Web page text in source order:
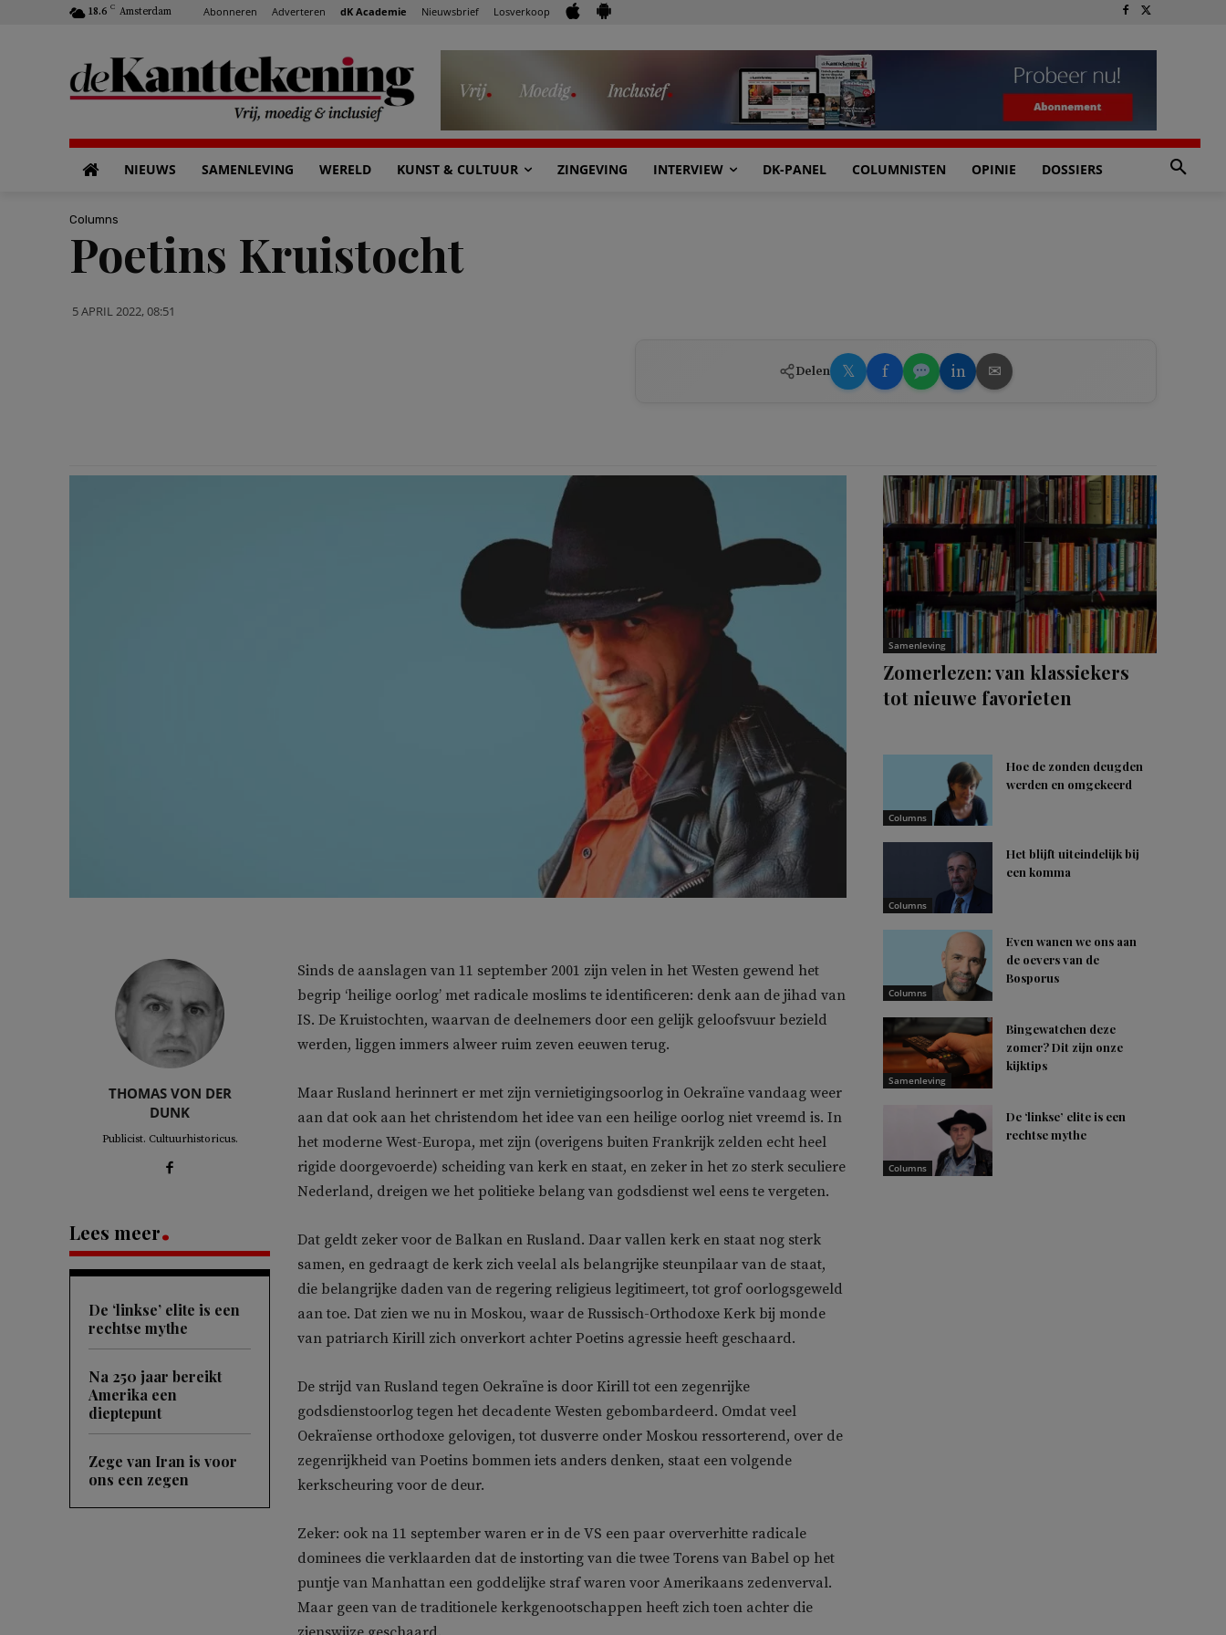
18.6 C Amsterdam Abonneren Adverteren dK Academie Nieuwsbrief Losverkoop
NIEUWS SAMENLEVING WERELD KUNST & CULTUUR ZINGEVING INTERVIEW DK-PANEL COLUMNISTEN OPINIE DOSSIERS
Columns
Poetins Kruistocht
5 APRIL 2022, 08:51
Delen 𝕏 f in ✉
THOMAS VON DER
DUNK
Publicist. Cultuurhistoricus.
Lees meer
De ‘linkse’ elite is een
rechtse mythe
Na 250 jaar bereikt
Amerika een
dieptepunt
Zege van Iran is voor
ons een zegen
Sinds de aanslagen van 11 september 2001 zijn velen in het Westen gewend het
begrip ‘heilige oorlog’ met radicale moslims te identificeren: denk aan de jihad van
IS. De Kruistochten, waarvan de deelnemers door een gelijk geloofsvuur bezield
werden, liggen immers alweer ruim zeven eeuwen terug.
Maar Rusland herinnert er met zijn vernietigingsoorlog in Oekraïne vandaag weer
aan dat ook aan het christendom het idee van een heilige oorlog niet vreemd is. In
het moderne West-Europa, met zijn (overigens buiten Frankrijk zelden echt heel
rigide doorgevoerde) scheiding van kerk en staat, en zeker in het zo sterk seculiere
Nederland, dreigen we het politieke belang van godsdienst wel eens te vergeten.
Dat geldt zeker voor de Balkan en Rusland. Daar vallen kerk en staat nog sterk
samen, en gedraagt de kerk zich veelal als belangrijke steunpilaar van de staat,
die belangrijke daden van de regering religieus legitimeert, tot grof oorlogsgeweld
aan toe. Dat zien we nu in Moskou, waar de Russisch-Orthodoxe Kerk bij monde
van patriarch Kirill zich onverkort achter Poetins agressie heeft geschaard.
De strijd van Rusland tegen Oekraïne is door Kirill tot een zegenrijke
godsdienstoorlog tegen het decadente Westen gebombardeerd. Omdat veel
Oekraïense orthodoxe gelovigen, tot dusverre onder Moskou ressorterend, over de
zegenrijkheid van Poetins bommen iets anders denken, staat een volgende
kerkscheuring voor de deur.
Zeker: ook na 11 september waren er in de VS een paar oververhitte radicale
dominees die verklaarden dat de instorting van die twee Torens van Babel op het
puntje van Manhattan een goddelijke straf waren voor Amerikaans zedenverval.
Maar geen van de traditionele kerkgenootschappen heeft zich toen achter die
Samenleving
Zomerlezen: van klassiekers
tot nieuwe favorieten
Columns
Hoe de zonden deugden
werden en omgekeerd
Columns
Het blijft uiteindelijk bij
een komma
Columns
Even wanen we ons aan
de oevers van de
Bosporus
Samenleving
Bingewatchen deze
zomer? Dit zijn onze
kijktips
Columns
De ‘linkse’ elite is een
rechtse mythe